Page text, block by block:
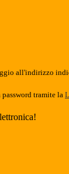
all'indirizzo
tramite la